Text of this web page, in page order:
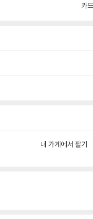
카
내 가게에서 팔기